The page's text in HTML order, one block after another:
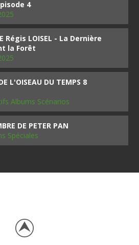
4
Régis LOISEL - La Dernière
la Forêt
L'OISEAU DU TEMPS 8
Albums Scénarios
DE PETER PAN
Spéciales